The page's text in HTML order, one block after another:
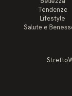
Tendenze
Lifestyle
Salute e